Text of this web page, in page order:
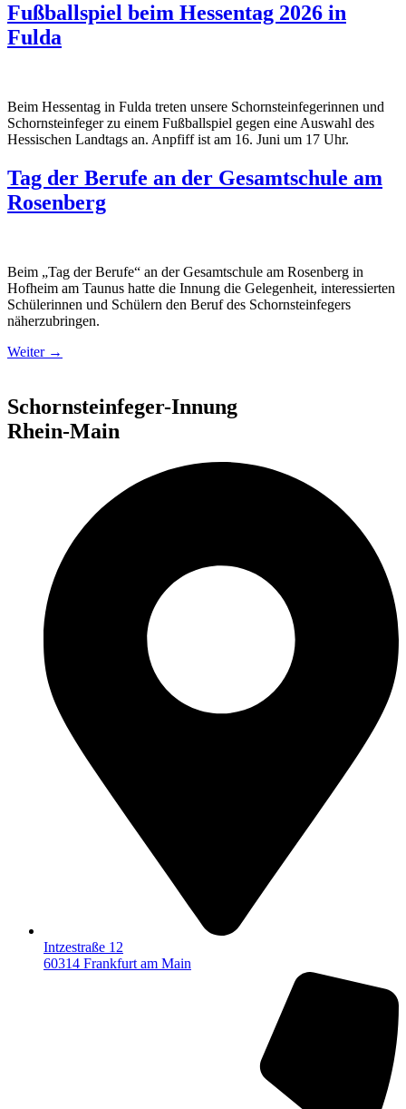
Fußballspiel beim Hessentag 2026 in
Fulda
Beim Hessentag in Fulda treten unsere Schornsteinfegerinnen und
Schornsteinfeger zu einem Fußballspiel gegen eine Auswahl des
Hessischen Landtags an. Anpfiff ist am 16. Juni um 17 Uhr.
Tag der Berufe an der Gesamtschule am
Rosenberg
Beim „Tag der Berufe“ an der Gesamtschule am Rosenberg in
Hofheim am Taunus hatte die Innung die Gelegenheit, interessierten
Schülerinnen und Schülern den Beruf des Schornsteinfegers
näherzubringen.
Weiter →
Schornsteinfeger-Innung
Rhein-Main
Intzestraße 12
60314 Frankfurt am Main